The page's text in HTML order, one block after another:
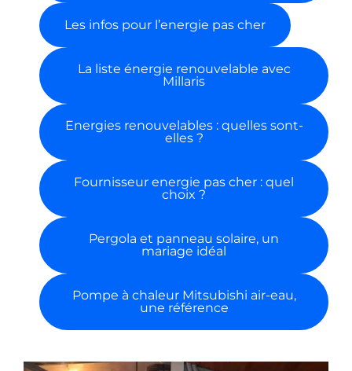
Les infos pour l’energie pas cher
La liste énergie renouvelable avec
Millaris
Energies renouvelables : quelles sont-
elles ?
Fournisseur energie pas cher : quel
choix ?
Pergola et panneau solaire, un
mariage idéal
Pompe à chaleur Mitsubishi air-eau,
une référence